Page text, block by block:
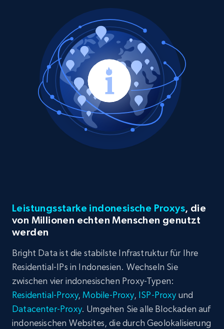
Leistungsstarke indonesische Proxys, die
von Millionen echten Menschen genutzt
werden
Bright Data ist die stabilste Infrastruktur für Ihre
Residential-IPs in Indonesien. Wechseln Sie
zwischen vier indonesischen Proxy-Typen:
Residential-Proxy, Mobile-Proxy, ISP-Proxy und
Datacenter-Proxy. Umgehen Sie alle Blockaden auf
indonesischen Websites, die durch Geolokalisierung